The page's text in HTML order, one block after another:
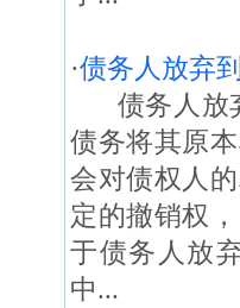
·债务人放弃
债务人放
债务将其原
会对债权人
定的撤销权
于债务人放
中...